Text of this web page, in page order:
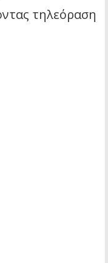
τηλεόραση